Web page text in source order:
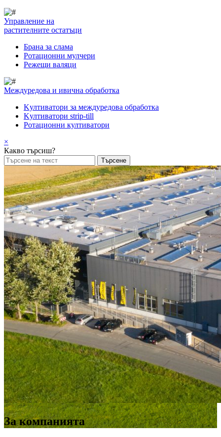
Управление на
растителните остатъци
Брана за слама
Pотационни мулчери
Режещи валяци
Междуредова и ивична обработка
Kултиватори за междуредова обработка
Kултиватори strip-till
Ротационни култиватори
×
Какво търсиш?
За компанията